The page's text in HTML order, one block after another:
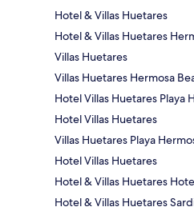
Hotel & Villas Huetares
Hotel & Villas Huetares
Villas Huetares
Villas Huetares Hermosa
Hotel Villas Huetares Playa
Hotel Villas Huetares
Villas Huetares Playa
Hotel Villas Huetares
Hotel & Villas Huetares
Hotel & Villas Huetares